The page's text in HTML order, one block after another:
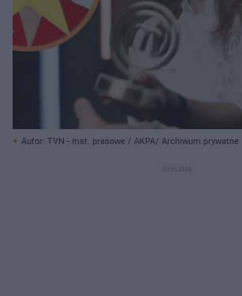
Autor: TVN - mat. prasowe / AKPA/ Archiwum prywatne